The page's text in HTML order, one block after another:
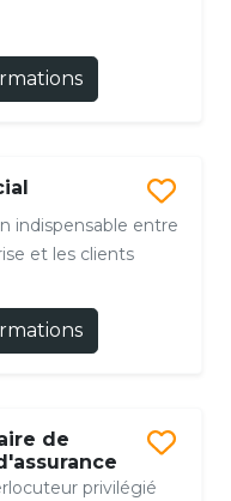
indispensable entre
et les clients
de
privilégié